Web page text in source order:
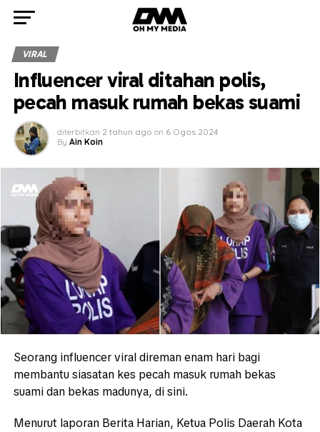
VIRAL
Influencer viral ditahan polis,
pecah masuk rumah bekas suami
diterbitkan 2 tahun ago on 6 Ogos 2024
By Ain Koin
Seorang influencer viral direman enam hari bagi
membantu siasatan kes pecah masuk rumah bekas
suami dan bekas madunya, di sini.
Menurut laporan Berita Harian, Ketua Polis Daerah Kota